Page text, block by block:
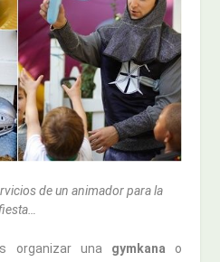
de un animador para la
organizar una gymkana o